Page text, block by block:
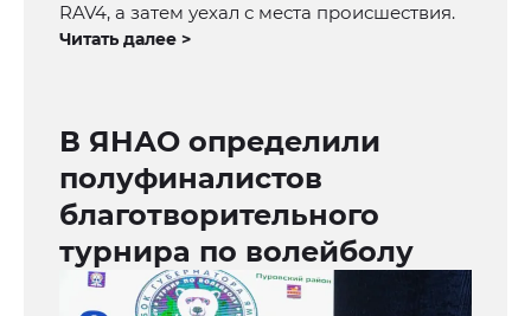
RAV4, а затем уехал с места происшествия.
Читать далее >
В ЯНАО определили
полуфиналистов
благотворительного
турнира по волейболу